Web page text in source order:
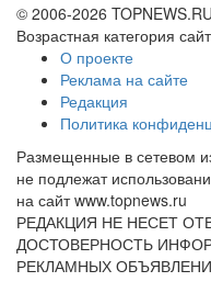
© 2006-2026 TOPNEWS.RU
Возрастная категория
О проекте
Реклама на сайте
Редакция
Политика
Размещенные в сетевом
не подлежат
на сайт www.topnews.ru
РЕДАКЦИЯ НЕ НЕСЕТ
ДОСТОВЕРНОСТЬ
РЕКЛАМНЫХ